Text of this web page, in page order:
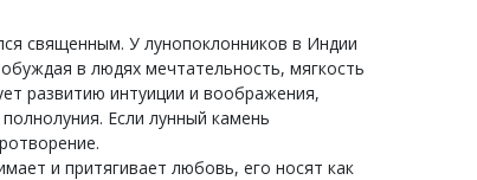
священным. У лунопоклонников в Индии
в людях мечтательность, мягкость
развитию интуиции и воображения,
Если лунный камень
и притягивает любовь, его носят как